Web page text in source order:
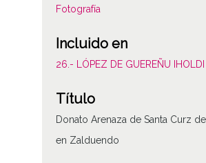
Fotografía
Incluido en
26.- LÓPEZ DE GUEREÑU IHOLDI
Título
Donato Arenaza de Santa Curz
en Zalduendo